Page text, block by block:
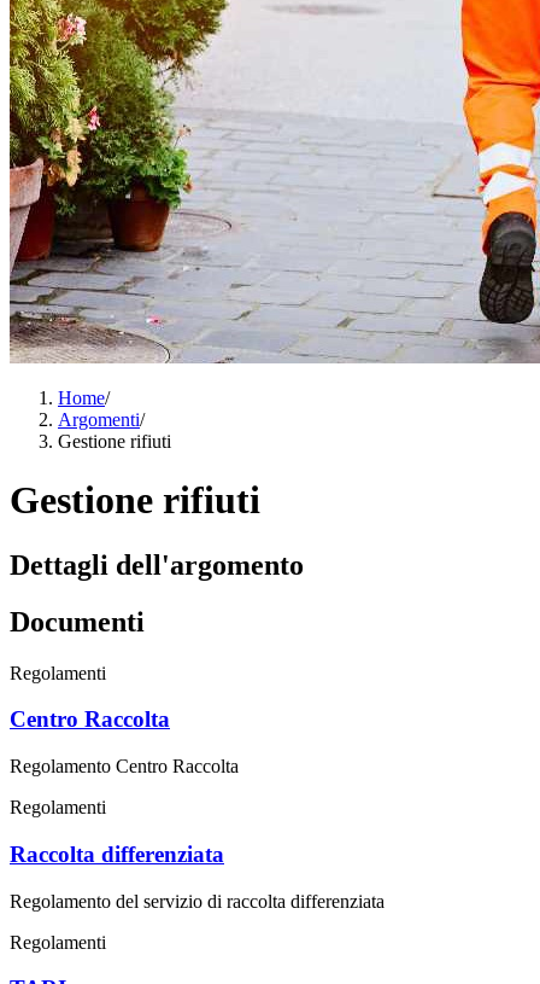
Home/
Argomenti/
Gestione rifiuti
Gestione rifiuti
Dettagli dell'argomento
Documenti
Regolamenti
Centro Raccolta
Regolamento Centro Raccolta
Regolamenti
Raccolta differenziata
Regolamento del servizio di raccolta differenziata
Regolamenti